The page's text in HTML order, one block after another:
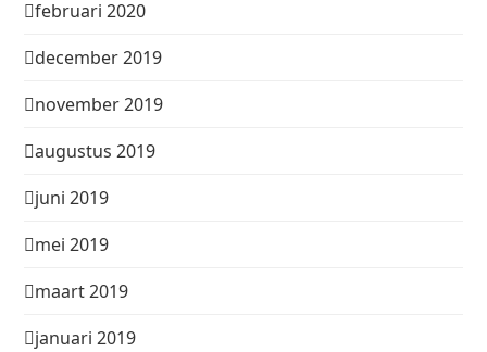
februari 2020
december 2019
november 2019
augustus 2019
juni 2019
mei 2019
maart 2019
januari 2019